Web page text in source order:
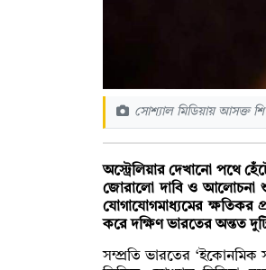
সোশ্যাল মিডিয়ায় আসক্ত
অস্ট্রেলিয়ার দেখানো পথে
জোরালো দাবি ও আলোচনা
যোগাযোগমাধ্যমের ক্ষতিকর
করে দক্ষিণ ভারতের অন্তত
সম্প্রতি ভারতের ‘ইকোনমিক